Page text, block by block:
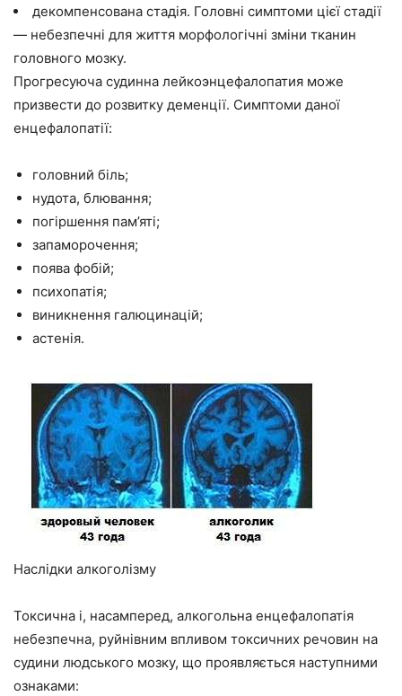
декомпенсована стадія. Головні симптоми цієї стадії
— небезпечні для життя морфологічні зміни тканин
головного мозку.
Прогресуюча судинна лейкоэнцефалопатия може
призвести до розвитку деменції. Симптоми даної
енцефалопатії:
головний біль;
нудота, блювання;
погіршення пам’яті;
запаморочення;
поява фобій;
психопатія;
виникнення галюцинацій;
астенія.
Наслідки алкоголізму
Токсична і, насамперед, алкогольна енцефалопатія
небезпечна, руйнівним впливом токсичних речовин на
судини людського мозку, що проявляється наступними
ознаками: